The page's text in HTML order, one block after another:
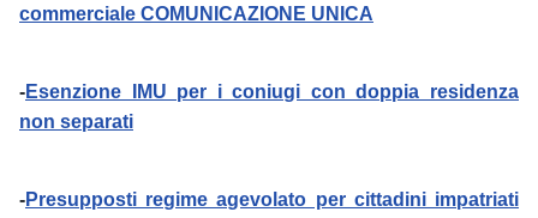
commerciale COMUNICAZIONE UNICA
-Esenzione IMU per i coniugi con doppia residenza
non separati
-Presupposti regime agevolato per cittadini impatriati